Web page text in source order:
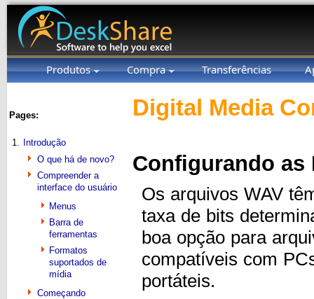
Produtos Compra Transferências
Pages:
1.
Introdução
O que há de novo?
Compreender a
interface do usuário
Menus
Barra de
ferramentas
Formatos
suportados de
mídia
Começando
Digital Media
Configurando as
Os arquivos WAV
taxa de bits
boa opção para
compatíveis com
portáteis.